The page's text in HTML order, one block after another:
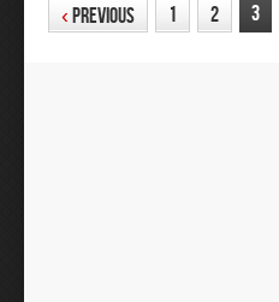
‹ Previous 1 2 3